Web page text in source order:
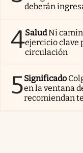
deberán
4SaludNi
ejercicio clave
circulación
5Significado
en la ventana
recomiendan